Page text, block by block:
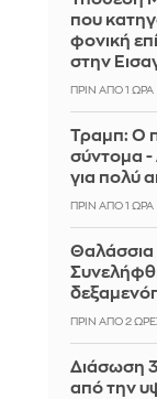
που
φονική
στην
ΠΡΙΝ ΑΠΌ 1 ΏΡΑ
Τραμπ: Ο
σύντομα -
για πολύ
ΠΡΙΝ ΑΠΌ 1 ΏΡΑ
Θαλάσσια
ΠΡΙΝ ΑΠΌ 2
Διάσωση
από την